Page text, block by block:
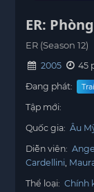
ER:
ER (Season 12)
2005
45
Đang phát:
Tập mới:
Quốc gia: Âu
Diễn viên:
Cardellini
Thể loại: Chính